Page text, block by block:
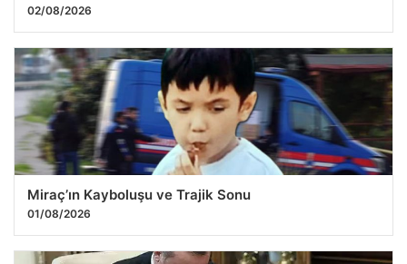
02/08/2026
Miraç’ın Kayboluşu ve Trajik Sonu
01/08/2026